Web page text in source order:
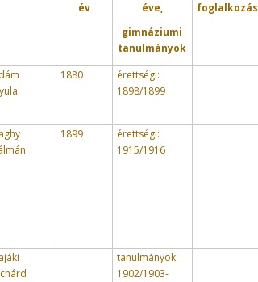
év
éve,
gimnáziumi
tanulmányok
foglalkozás
1880
érettségi:
1898/1899
1899
érettségi:
1915/1916
tanulmányok:
1902/1903-